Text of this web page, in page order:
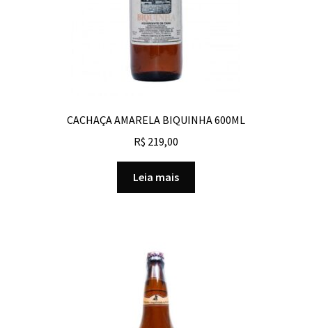
CACHAÇA AMARELA BIQUINHA 600ML
R$ 219,00
Leia mais